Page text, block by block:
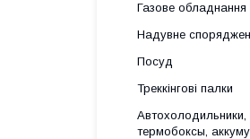
Газове обладнання
Надувне
Посуд
Треккінгові палки
Автохолодильники,
термобоксы,